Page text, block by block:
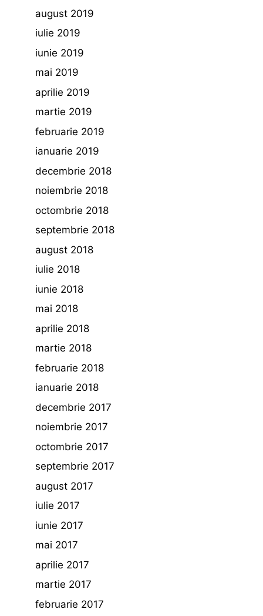
august 2019
iulie 2019
iunie 2019
mai 2019
aprilie 2019
martie 2019
februarie 2019
ianuarie 2019
decembrie 2018
noiembrie 2018
octombrie 2018
septembrie 2018
august 2018
iulie 2018
iunie 2018
mai 2018
aprilie 2018
martie 2018
februarie 2018
ianuarie 2018
decembrie 2017
noiembrie 2017
octombrie 2017
septembrie 2017
august 2017
iulie 2017
iunie 2017
mai 2017
aprilie 2017
martie 2017
februarie 2017